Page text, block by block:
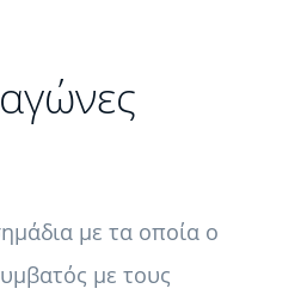
με τα οποία ο
με τους